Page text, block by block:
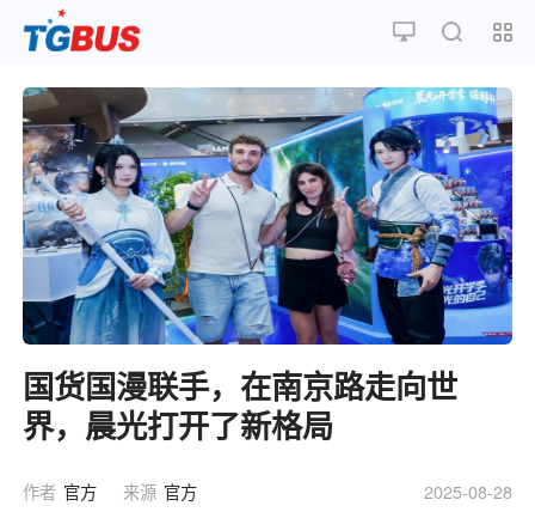
国货国漫联手，在南京路走向世
界，晨光打开了新格局
作者 官方 来源 官方 2025-08-28